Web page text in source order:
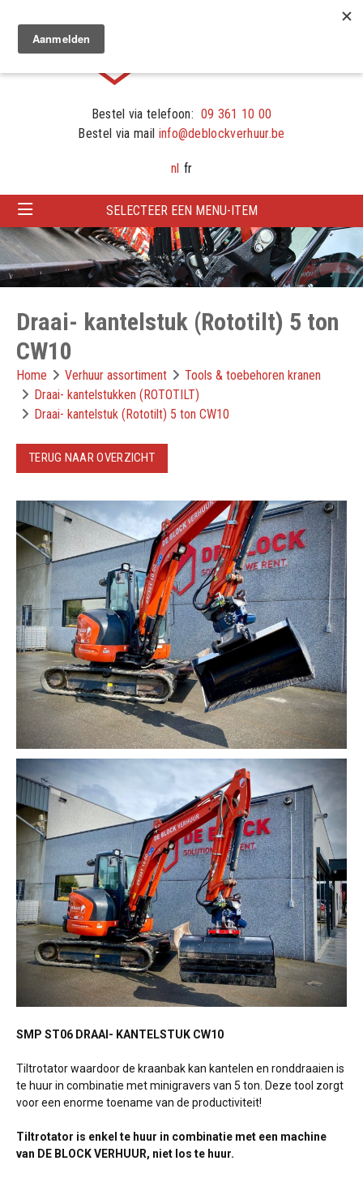
Bestel via telefoon: 09 361 10 00
Bestel via mail info@deblockverhuur.be
nl fr
SELECTEER EEN MENU-ITEM
Draai- kantelstuk (Rototilt) 5 ton
CW10
Home Verhuur assortiment
Tools & toebehoren kranen
Draai- kantelstukken (ROTOTILT)
Draai- kantelstuk (Rototilt) 5 ton CW10
TERUG NAAR OVERZICHT
SMP ST06 DRAAI- KANTELSTUK CW10
Tiltrotator waardoor de kraanbak kan kantelen en ronddraaien is
te huur in combinatie met minigravers van 5 ton. Deze tool zorgt
voor een enorme toename van de productiviteit!
Tiltrotator is enkel te huur in combinatie met een machine
van DE BLOCK VERHUUR, niet los te huur.